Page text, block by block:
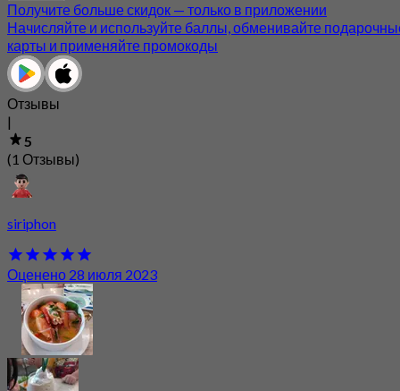
Получите больше скидок — только в приложении
Начисляйте и используйте баллы, обменивайте
карты и применяйте промокоды
Отзывы
|
5
(1 Отзывы)
siriphon
Оценено 28 июля 2023